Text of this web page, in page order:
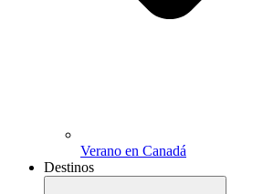
Verano en Canadá
Destinos